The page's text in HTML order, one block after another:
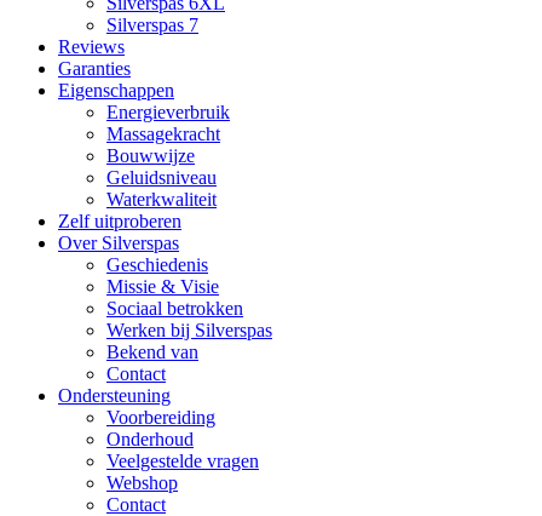
Silverspas 7
Reviews
Garanties
Eigenschappen
Energieverbruik
Massagekracht
Bouwwijze
Geluidsniveau
Waterkwaliteit
Zelf uitproberen
Over Silverspas
Geschiedenis
Missie & Visie
Sociaal betrokken
Werken bij Silverspas
Bekend van
Contact
Ondersteuning
Voorbereiding
Onderhoud
Veelgestelde vragen
Webshop
Contact